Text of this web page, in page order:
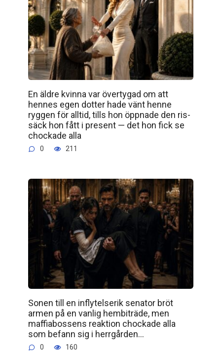
En äldre kvinna var övertygad om att
hennes egen dotter hade vänt henne
ryggen för alltid, tills hon öppnade den ris­
säck hon fått i present — det hon fick se
chockade alla
0 211
Sonen till en inflytelserik senator bröt
armen på en vanlig hembiträde, men
maffiabossens reaktion chockade alla
som befann sig i herrgården…
0 160